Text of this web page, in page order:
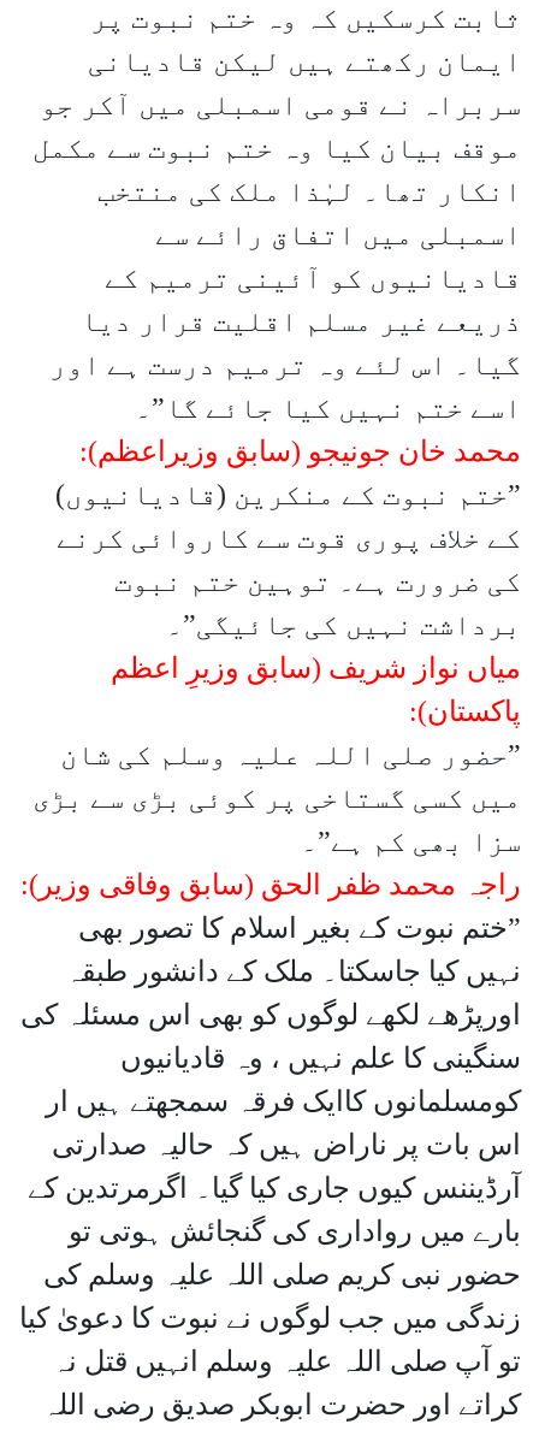
ثابت کرسکیں کہ وہ ختم نبوت پر
ایمان رکھتے ہیں لیکن قادیانی
سربراہ نے قومی اسمبلی میں آکر جو
موقف بیان کیا وہ ختم نبوت سے مکمل
انکار تھا۔ لہٰذا ملک کی منتخب
اسمبلی میں اتفاق رائے سے
قادیانیوں کو آئینی ترمیم کے
ذریعے غیر مسلم اقلیت قرار دیا
گیا۔ اس لئے وہ ترمیم درست ہے اور
اسے ختم نہیں کیا جائے گا”۔
محمد خان جونیجو (سابق وزیراعظم):
”ختم نبوت کے منکرین (قادیانیوں)
کے خلاف پوری قوت سے کاروائی کرنے
کی ضرورت ہے۔ توہین ختم نبوت
برداشت نہیں کی جائیگی”۔
میاں نواز شریف (سابق وزیرِ اعظم
پاکستان):
”حضور صلی اللہ علیہ وسلم کی شان
میں کسی گستاخی پر کوئی بڑی سے بڑی
سزا بھی کم ہے”۔
راجہ محمد ظفر الحق (سابق وفاقی وزیر):
”ختم نبوت کے بغیر اسلام کا تصور بھی
نہیں کیا جاسکتا۔ ملک کے دانشور طبقہ
اورپڑھے لکھے لوگوں کو بھی اس مسئلہ کی
سنگینی کا علم نہیں ، وہ قادیانیوں
کومسلمانوں کاایک فرقہ سمجھتے ہیں ار
اس بات پر ناراض ہیں کہ حالیہ صدارتی
آرڈیننس کیوں جاری کیا گیا۔ اگرمرتدین کے
بارے میں رواداری کی گنجائش ہوتی تو
حضور نبی کریم صلی اللہ علیہ وسلم کی
زندگی میں جب لوگوں نے نبوت کا دعویٰ کیا
تو آپ صلی اللہ علیہ وسلم انہیں قتل نہ
کراتے اور حضرت ابوبکر صدیق رضی اللہ